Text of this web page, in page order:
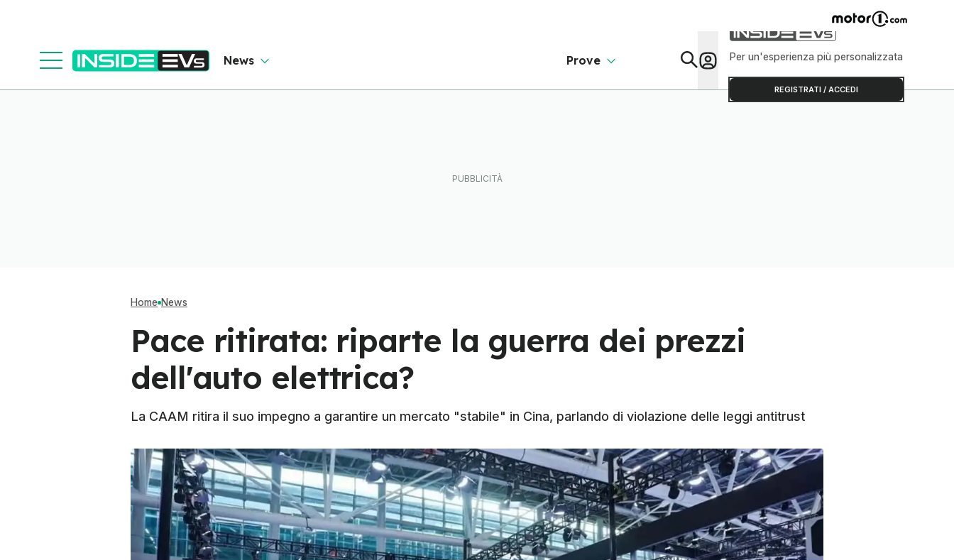
News Prove Per un'esperienza più personalizzata
REGISTRATI / ACCEDI
Home News
Pace ritirata: riparte la guerra dei prezzi
dell'auto elettrica?
La CAAM ritira il suo impegno a garantire un mercato "stabile" in Cina, parlando di violazione delle leggi antitrust